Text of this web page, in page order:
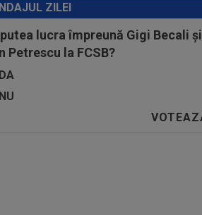
ZILEI
lucra împreună Gigi Becali și
Petrescu la FCSB?
DA
NU